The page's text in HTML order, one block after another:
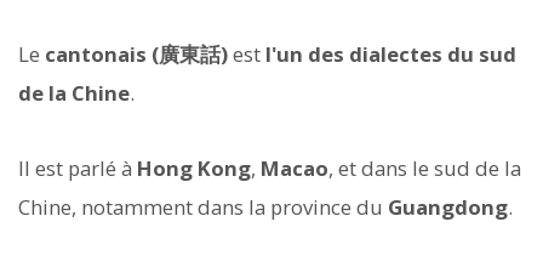
Le cantonais (廣東話)est l'un des dialectes du sud
de la Chine.
Il est parlé à Hong Kong, Macao, et dans le sud de la
Chine, notamment dans la province du Guangdong.